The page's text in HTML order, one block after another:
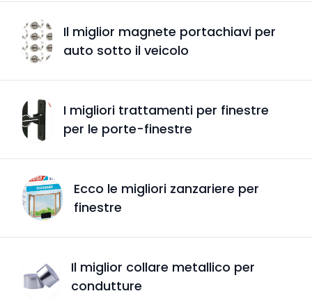
Il miglior magnete portachiavi per
auto sotto il veicolo
I migliori trattamenti per finestre
per le porte-finestre
Ecco le migliori zanzariere per
finestre
Il miglior collare metallico per
condutture